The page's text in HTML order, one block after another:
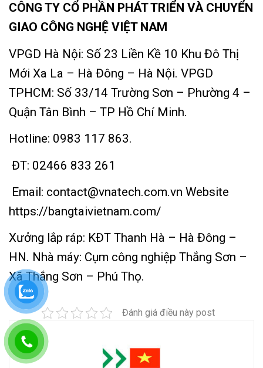
CÔNG TY CỔ PHẦN PHÁT TRIỂN VÀ CHUYỂN
GIAO CÔNG NGHỆ VIỆT NAM
VPGD Hà Nội: Số 23 Liền Kề 10 Khu Đô Thị
Mới Xa La – Hà Đông – Hà Nội. VPGD
TPHCM: Số 33/14 Trường Sơn – Phường 4 –
Quận Tân Bình – TP Hồ Chí Minh.
Hotline: 0983 117 863.
ĐT: 02466 833 261
Email: contact@vnatech.com.vn Website
https://bangtaivietnam.com/
Xưởng lắp ráp: KĐT Thanh Hà – Hà Đông –
HN. Nhà máy: Cụm công nghiệp Thắng Sơn –
Xã Thắng Sơn – Phú Thọ.
Đánh giá điều này post